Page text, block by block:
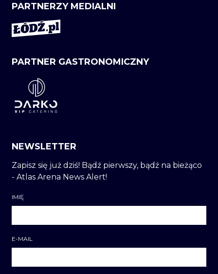
PARTNERZY MEDIALNI
PARTNER GASTRONOMICZNY
NEWSLETTER
Zapisz się już dziś! Bądź pierwszy, bądź na bieżąco
- Atlas Arena News Alert!
IMIĘ
E-MAIL